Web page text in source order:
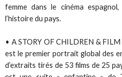
femme dans le cinéma
l’histoire du pays.
• A STORY OF CHILDREN &
est le premier portrait global des
d’extraits tirés de 53 films de 25